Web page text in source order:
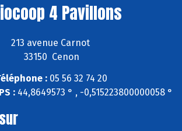
4 Pavillons
213 avenue Carnot
33150 Cenon
: 05 56 32 74 20
: 44,8649573 ° , -0,515223800000058 °